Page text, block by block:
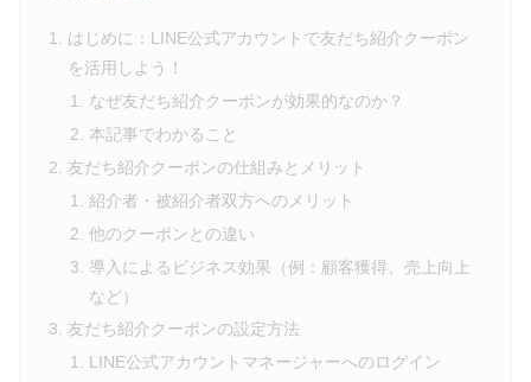
はじめに：LINE公式アカウントで友だち紹介クーポン
を活用しよう！
なぜ友だち紹介クーポンが効果的なのか？
本記事でわかること
友だち紹介クーポンの仕組みとメリット
紹介者・被紹介者双方へのメリット
他のクーポンとの違い
導入によるビジネス効果（例：顧客獲得、売上向上
など）
友だち紹介クーポンの設定方法
LINE公式アカウントマネージャーへのログイン